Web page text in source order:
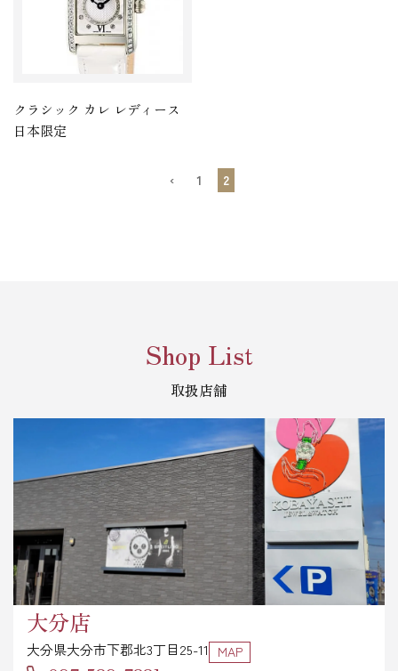
クラシック カレ レディース
日本限定
‹ 1 2
Shop List
取扱店舗
大分店
大分県大分市下郡北3丁目25-11 MAP